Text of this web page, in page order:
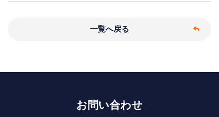
一覧へ戻る
お問い合わせ